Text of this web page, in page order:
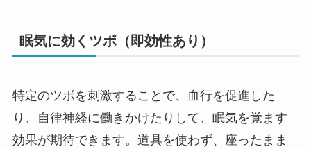
眠気に効くツボ（即効性あり）
特定のツボを刺激することで、血行を促進した
り、自律神経に働きかけたりして、眠気を覚ます
効果が期待できます。道具を使わず、座ったまま